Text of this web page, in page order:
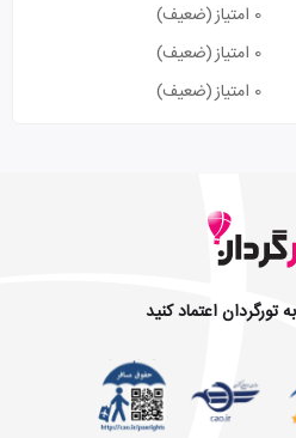
0 امتیاز
(ضعیف)
0 امتیاز
(ضعیف)
0 امتیاز (ضعیف)
تورگردان اعتماد کنید